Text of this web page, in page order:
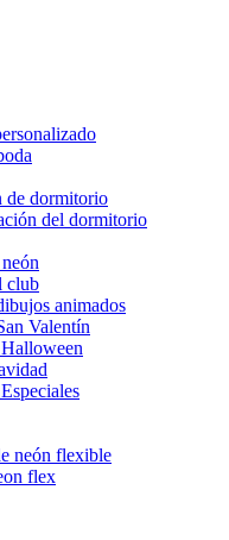
de dormitorio
del dormitorio
club
animados
Valentín
neón flexible
flex